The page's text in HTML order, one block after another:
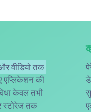
वीडियो तक
एप्लिकेशन की
केवल तभी
स्टोरेज तक